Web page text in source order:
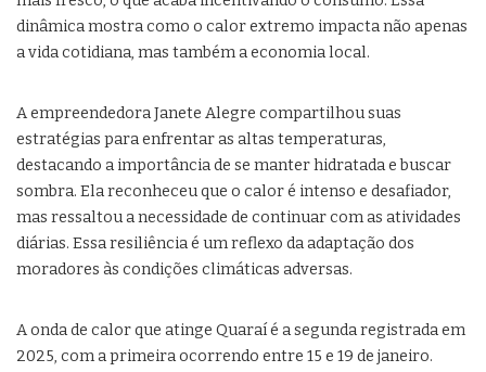
dinâmica mostra como o calor extremo impacta não apenas
a vida cotidiana, mas também a economia local.
A empreendedora Janete Alegre compartilhou suas
estratégias para enfrentar as altas temperaturas,
destacando a importância de se manter hidratada e buscar
sombra. Ela reconheceu que o calor é intenso e desafiador,
mas ressaltou a necessidade de continuar com as atividades
diárias. Essa resiliência é um reflexo da adaptação dos
moradores às condições climáticas adversas.
A onda de calor que atinge Quaraí é a segunda registrada em
2025, com a primeira ocorrendo entre 15 e 19 de janeiro.